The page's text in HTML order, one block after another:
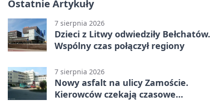
Ostatnie Artykuły
7 sierpnia 2026
Dzieci z Litwy odwiedziły Bełchatów.
Wspólny czas połączył regiony
7 sierpnia 2026
Nowy asfalt na ulicy Zamoście.
Kierowców czekają czasowe